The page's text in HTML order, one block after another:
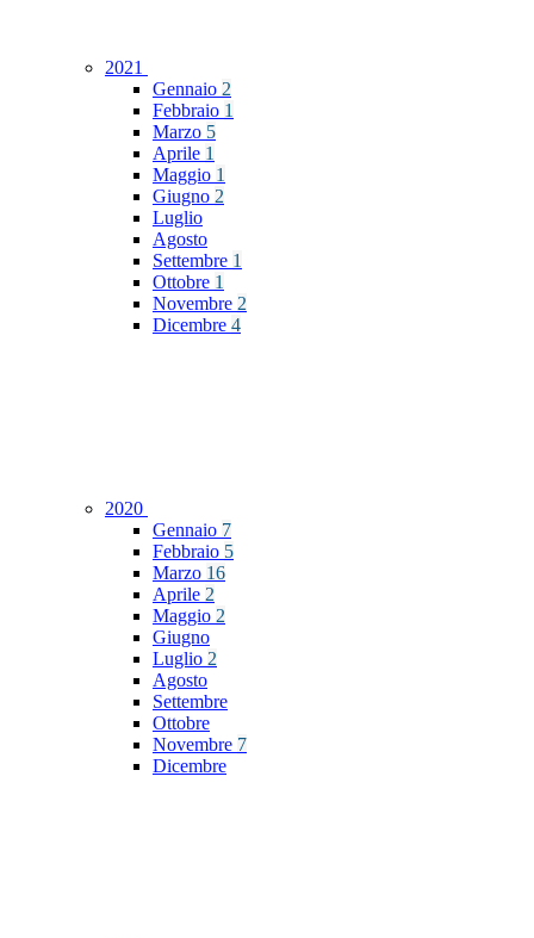
2021
Gennaio 2
Febbraio 1
Marzo 5
Aprile 1
Maggio 1
Giugno 2
Luglio
Agosto
Settembre 1
Ottobre 1
Novembre 2
Dicembre 4
2020
Gennaio 7
Febbraio 5
Marzo 16
Aprile 2
Maggio 2
Giugno
Luglio 2
Agosto
Settembre
Ottobre
Novembre 7
Dicembre